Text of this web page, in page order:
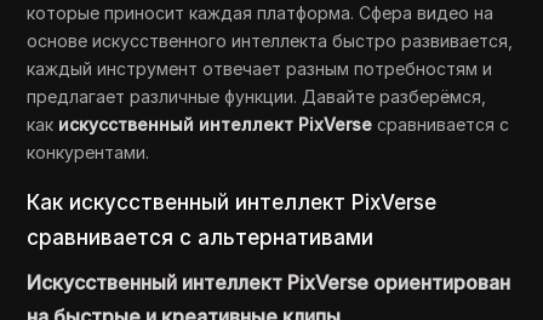
которые приносит каждая платформа. Сфера видео на
основе искусственного интеллекта быстро развивается,
каждый инструмент отвечает разным потребностям и
предлагает различные функции. Давайте разберёмся,
как искусственный интеллект PixVerse сравнивается с
конкурентами.
Как искусственный интеллект PixVerse
сравнивается с альтернативами
Искусственный интеллект PixVerse ориентирован